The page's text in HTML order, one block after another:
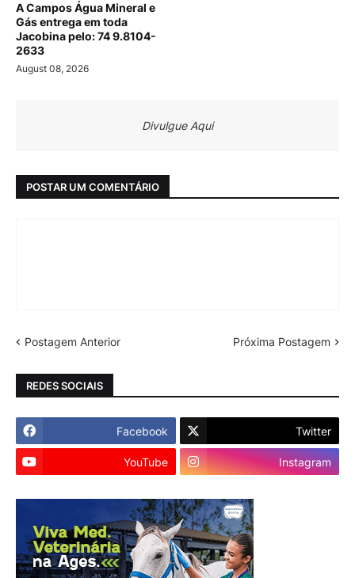
A Campos Água Mineral e
Gás entrega em toda
Jacobina pelo: 74 9.8104-
2633
August 08, 2026
Divulgue Aqui
POSTAR UM COMENTÁRIO
Postagem Anterior Próxima Postagem
REDES SOCIAIS
Facebook Twitter
YouTube Instagram